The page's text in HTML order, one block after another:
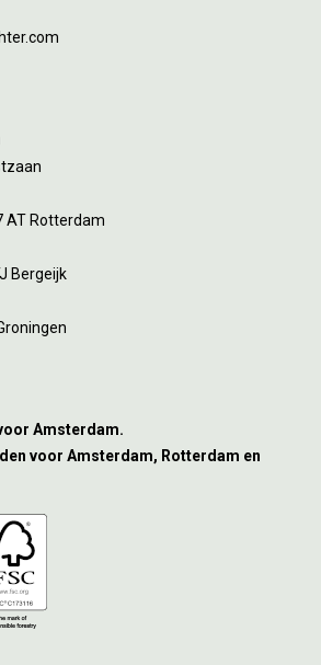
AT Rotterdam
Bergeijk
Amsterdam.
voor Amsterdam, Rotterdam en